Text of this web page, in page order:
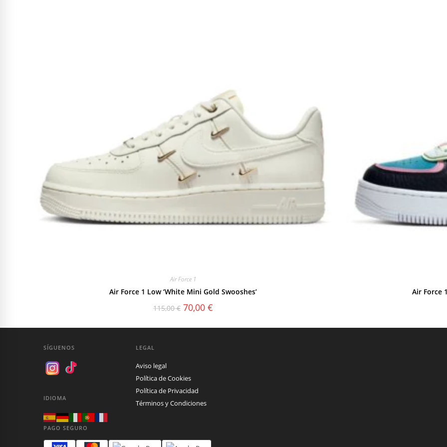
Air Force 1
Air Force 1 Low ‘White Mini Gold Swooshes’
115,00€ El
precio
era:
70,00 €
es:
Air Force
SÍGUENOS
IDIOMA
LEGAL
Aviso legal
Política de Cookies
Política de Privacidad
Términos y Condiciones
PAGO SEGURO